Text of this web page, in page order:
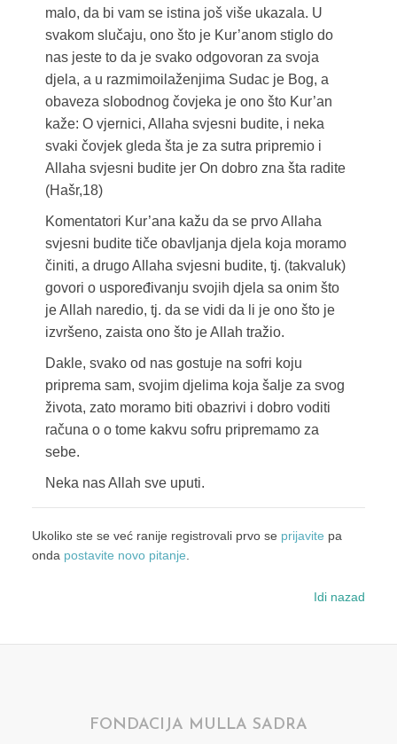
malo, da bi vam se istina još više ukazala. U
svakom slučaju, ono što je Kur’anom stiglo do
nas jeste to da je svako odgovoran za svoja
djela, a u razmimoilaženjima Sudac je Bog, a
obaveza slobodnog čovjeka je ono što Kur’an
kaže: O vjernici, Allaha svjesni budite, i neka
svaki čovjek gleda šta je za sutra pripremio i
Allaha svjesni budite jer On dobro zna šta radite
(Hašr,18)
Komentatori Kur’ana kažu da se prvo Allaha
svjesni budite tiče obavljanja djela koja moramo
činiti, a drugo Allaha svjesni budite, tj. (takvaluk)
govori o uspoređivanju svojih djela sa onim što
je Allah naredio, tj. da se vidi da li je ono što je
izvršeno, zaista ono što je Allah tražio.
Dakle, svako od nas gostuje na sofri koju
priprema sam, svojim djelima koja šalje za svog
života, zato moramo biti obazrivi i dobro voditi
računa o o tome kakvu sofru pripremamo za
sebe.
Neka nas Allah sve uputi.
Ukoliko ste se već ranije registrovali prvo se prijavite pa
onda postavite novo pitanje.
Idi nazad
FONDACIJA MULLA SADRA